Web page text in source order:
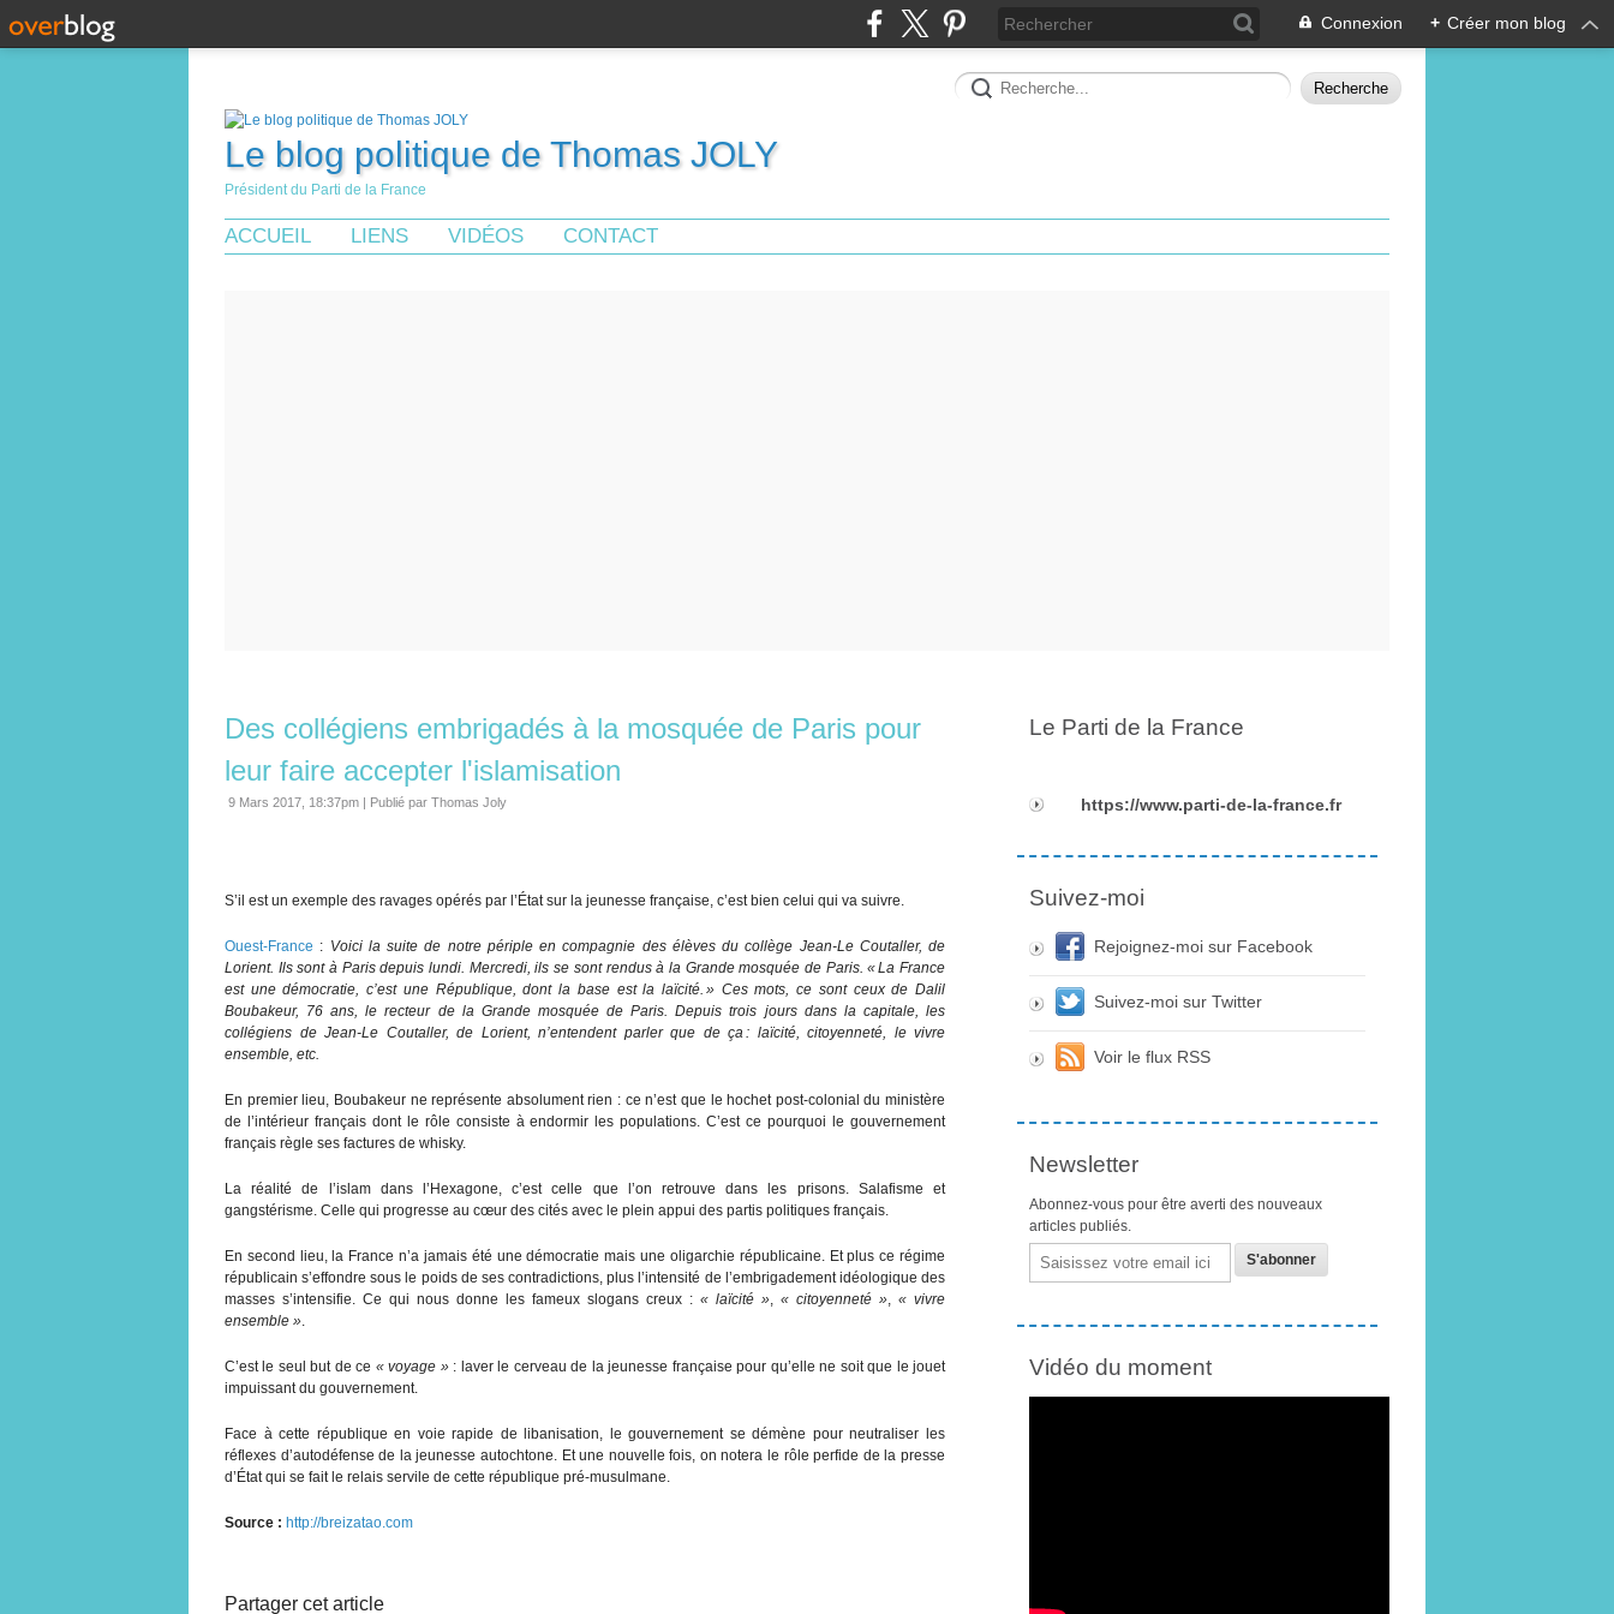
Connexion + Créer mon blog
Le blog politique de Thomas JOLY
Président du Parti de la France
ACCUEIL LIENS VIDÉOS CONTACT
Des collégiens embrigadés à la mosquée de Paris pour
leur faire accepter l'islamisation
9 Mars 2017, 18:37pm | Publié par Thomas Joly
S’il est un exemple des ravages opérés par l’État sur la jeunesse française, c’est bien celui qui va suivre.
Ouest-France : Voici la suite de notre périple en compagnie des élèves du collège Jean-Le Coutaller, de
Lorient. Ils sont à Paris depuis lundi. Mercredi, ils se sont rendus à la Grande mosquée de Paris. « La France
est une démocratie, c’est une République, dont la base est la laïcité. » Ces mots, ce sont ceux de Dalil
Boubakeur, 76 ans, le recteur de la Grande mosquée de Paris. Depuis trois jours dans la capitale, les
collégiens de Jean-Le Coutaller, de Lorient, n’entendent parler que de ça : laïcité, citoyenneté, le vivre
ensemble, etc.
En premier lieu, Boubakeur ne représente absolument rien : ce n’est que le hochet post-colonial du ministère
de l’intérieur français dont le rôle consiste à endormir les populations. C’est ce pourquoi le gouvernement
français règle ses factures de whisky.
La réalité de l’islam dans l’Hexagone, c’est celle que l’on retrouve dans les prisons. Salafisme et
gangstérisme. Celle qui progresse au cœur des cités avec le plein appui des partis politiques français.
En second lieu, la France n’a jamais été une démocratie mais une oligarchie républicaine. Et plus ce régime
républicain s’effondre sous le poids de ses contradictions, plus l’intensité de l’embrigadement idéologique des
masses s’intensifie. Ce qui nous donne les fameux slogans creux : « laïcité », « citoyenneté », « vivre
ensemble ».
C’est le seul but de ce « voyage »: laver le cerveau de la jeunesse française pour qu’elle ne soit que le jouet
impuissant du gouvernement.
Face à cette république en voie rapide de libanisation, le gouvernement se démène pour neutraliser les
réflexes d’autodéfense de la jeunesse autochtone. Et une nouvelle fois, on notera le rôle perfide de la presse
d’État qui se fait le relais servile de cette république pré-musulmane.
Source : http://breizatao.com
Partager cet article
Le Parti de la France
https://www.parti-de-la-france.fr
Suivez-moi
Rejoignez-moi sur Facebook
Suivez-moi sur Twitter
Voir le flux RSS
Newsletter
Abonnez-vous pour être averti des nouveaux
articles publiés.
Email
Vidéo du moment